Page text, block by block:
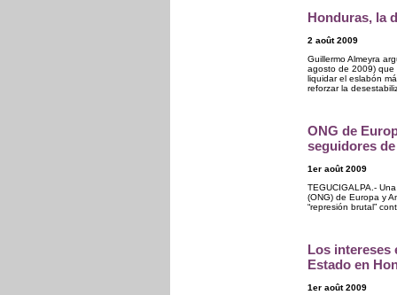
Honduras, la
2 août 2009
Guillermo Almeyra
agosto de 2009) que
liquidar el eslabón
reforzar la
ONG de
seguidores de
1er août 2009
TEGUCIGALPA.-
(ONG) de Europa y
“represión brutal”
Los intereses
Estado en
1er août 2009